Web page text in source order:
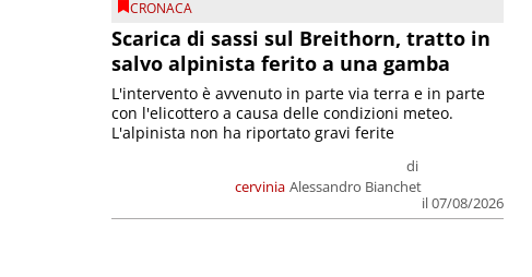
CRONACA
Scarica di sassi sul Breithorn, tratto in
salvo alpinista ferito a una gamba
cervinia
di
Alessandro Bianchet
il 07/08/2026
L'intervento è avvenuto in parte via terra e in parte
con l'elicottero a causa delle condizioni meteo.
L'alpinista non ha riportato gravi ferite